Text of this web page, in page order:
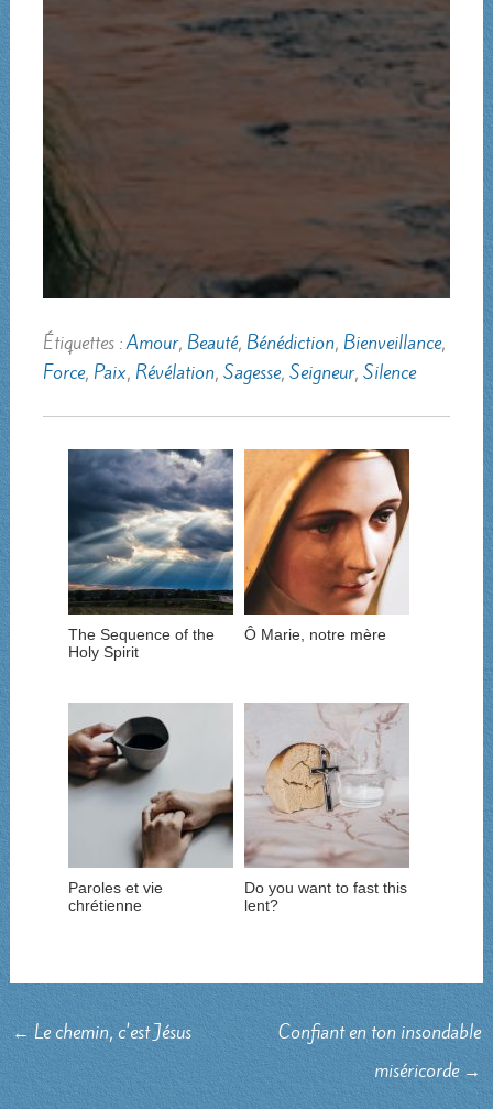
Étiquettes :Amour, Beauté, Bénédiction, Bienveillance,
Force, Paix, Révélation, Sagesse, Seigneur, Silence
The Sequence of the
Holy Spirit
Ô Marie, notre mère
Paroles et vie
chrétienne
Do you want to fast this
lent?
← Le chemin, c'est Jésus
Confiant en ton insondable
miséricorde →